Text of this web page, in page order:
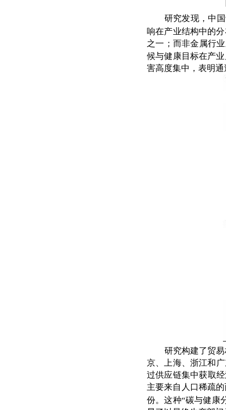
研究发现，中国
响在产业结构中的
之一；而非金属行
候与健康目标在产
害高度集中，表明
研究构建了贸
京、上海、浙江和
过供应链集中获取
主要来自人口稀疏
份。这种“碳与健康